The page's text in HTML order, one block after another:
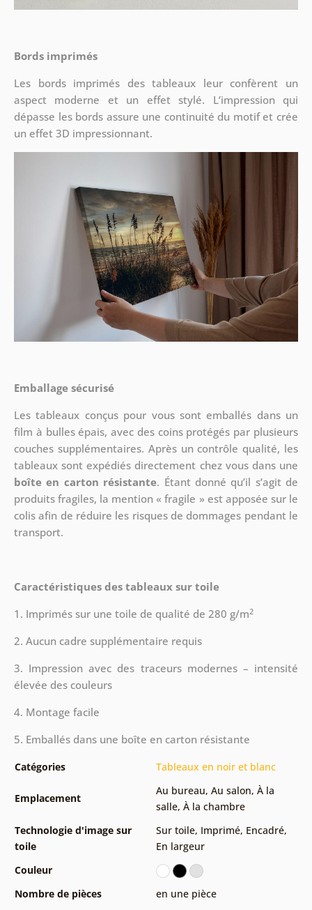
Bords imprimés
Les bords imprimés des tableaux leur confèrent un
aspect moderne et un effet stylé. L’impression qui
dépasse les bords assure une continuité du motif et crée
un effet 3D impressionnant.
Emballage sécurisé
Les tableaux conçus pour vous sont emballés dans un
film à bulles épais, avec des coins protégés par plusieurs
couches supplémentaires. Après un contrôle qualité, les
tableaux sont expédiés directement chez vous dans une
boîte en carton résistante. Étant donné qu’il s’agit de
produits fragiles, la mention « fragile » est apposée sur le
colis afin de réduire les risques de dommages pendant le
transport.
Caractéristiques des tableaux sur toile
1. Imprimés sur une toile de qualité de 280 g/m2
2. Aucun cadre supplémentaire requis
3. Impression avec des traceurs modernes – intensité
élevée des couleurs
4. Montage facile
5. Emballés dans une boîte en carton résistante
Catégories Tableaux en noir et blanc
Emplacement
Au bureau, Au salon, À la
salle, À la chambre
Technologie d'image sur
toile
Sur toile, Imprimé, Encadré,
En largeur
Couleur
Nombre de pièces
en une pièce